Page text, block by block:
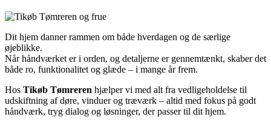
Dit hjem danner rammen om både hverdagen og de særlige
øjeblikke.
Når håndværket er i orden, og detaljerne er gennemtænkt, skaber det
både ro, funktionalitet og glæde – i mange år frem.
Hos Tikøb Tømreren hjælper vi med alt fra vedligeholdelse til
udskiftning af døre, vinduer og træværk – altid med fokus på godt
håndværk, tryg dialog og løsninger, der passer til dit hjem.